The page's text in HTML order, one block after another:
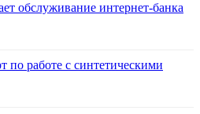
обслуживание интернет-банка
по работе с синтетическими